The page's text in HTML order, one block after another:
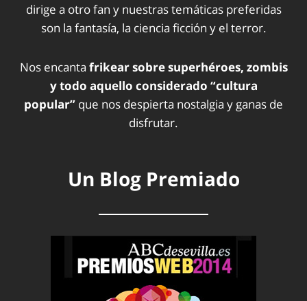
dirige a otro fan y nuestras temáticas preferidas
son la fantasía, la ciencia ficción y el terror.
Nos encanta frikear sobre superhéroes, zombis
y todo aquello considerado “cultura
popular” que nos despierta nostalgia y ganas de
disfrutar.
Un Blog Premiado